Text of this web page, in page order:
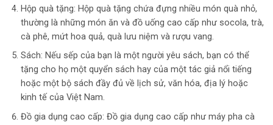
Hộp quà tặng: Hộp quà tặng chứa đựng nhiều món quà nhỏ,
thường là những món ăn và đồ uống cao cấp như socola, trà,
cà phê, mứt hoa quả, quà lưu niệm và rượu vang.
Sách: Nếu sếp của bạn là một người yêu sách, bạn có thể
tặng cho họ một quyển sách hay của một tác giả nổi tiếng
hoặc một bộ sách đầy đủ về lịch sử, văn hóa, địa lý hoặc
kinh tế của Việt Nam.
Đồ gia dụng cao cấp: Đồ gia dụng cao cấp như máy pha cà